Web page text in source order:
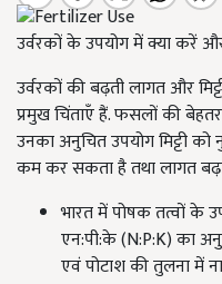
उर्वरकों के उपयोग में क्या करें
उर्वरकों की बढ़ती लागत और
प्रमुख चिंताएँ हैं. फसलों की
उनका अनुचित उपयोग मिट्टी
कम कर सकता है तथा लागत
भारत में पोषक तत्वों के
एन:पी:के (N:P:K) का
एवं पोटाश की तुलना में